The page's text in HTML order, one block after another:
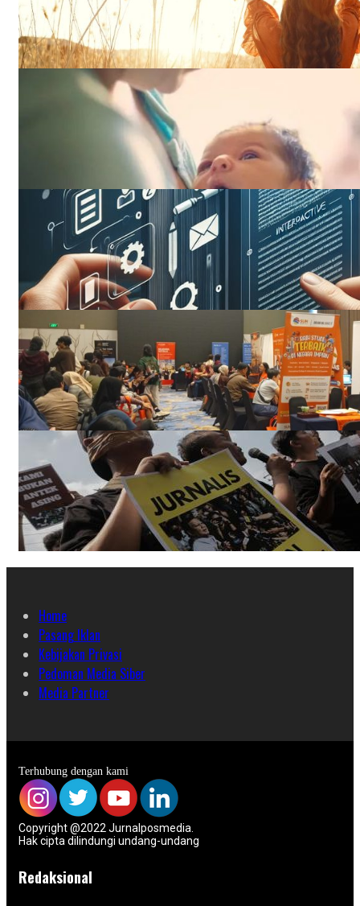
Home
Pasang Iklan
Kebijakan Privasi
Pedoman Media Siber
Media Partner
Terhubung dengan kami
Copyright @2022 Jurnalposmedia.
Hak cipta dilindungi undang-undang
Redaksional